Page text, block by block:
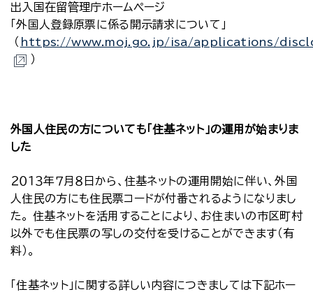
出入国在留管理庁ホームページ
「外国人登録原票に係る開示請求について」
（ https://www.moj.go.jp/isa/applications/
）
外国人住民の方についても「住基ネット」の運用が始まりま
した
２０１３年７月８日から、住基ネットの運用開始に伴い、外国
人住民の方にも住民票コードが付番されるようになりまし
た。 住基ネットを活用することにより、お住まいの市区町村
以外でも住民票の写しの交付を受けることができます（有
料）。
「住基ネット」に関する詳しい内容につきましては下記ホー